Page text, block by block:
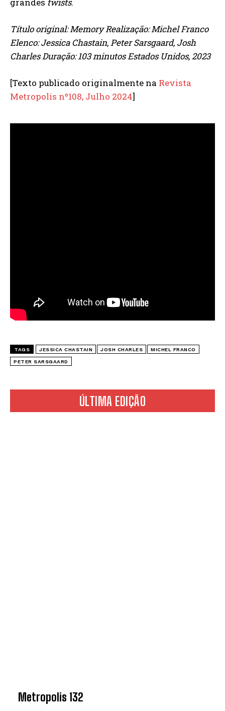
ÚLTIMA EDIÇÃO
Metropolis 132
Título original: Memory Realização: Michel Franco
Elenco: Jessica Chastain, Peter Sarsgaard, Josh
Charles Duração: 103 minutos Estados Unidos, 2023
[Texto publicado originalmente na Revista
Metropolis nº108, Julho 2024]
TAGS JESSICA CHASTAIN JOSH CHARLES MICHEL FRANCO
PETER SARSGAARD